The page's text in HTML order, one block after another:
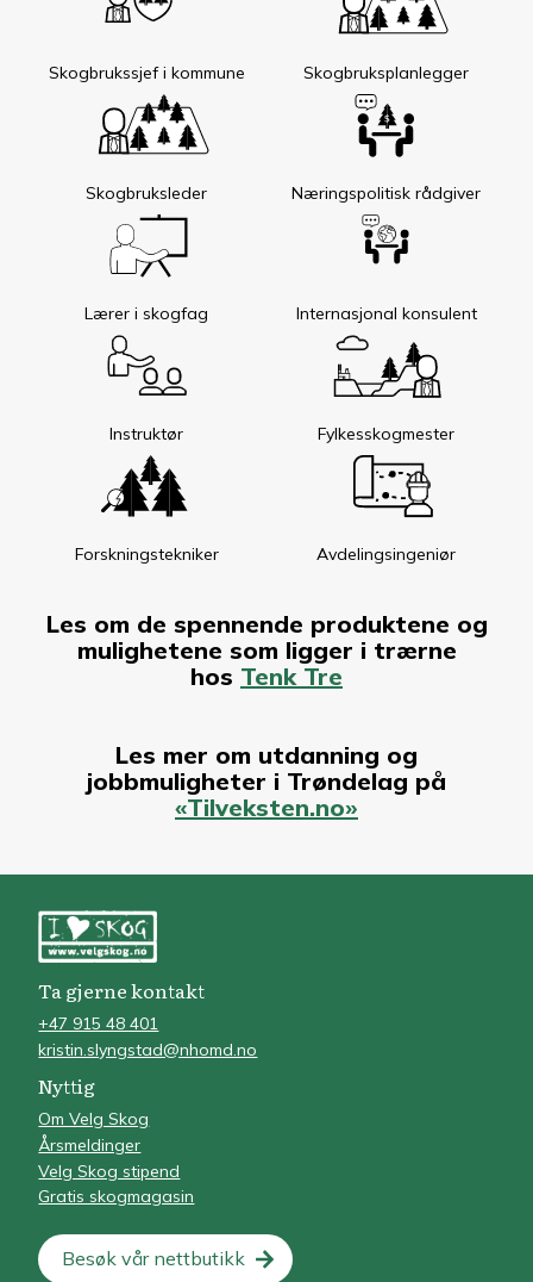
Skogbrukssjef i kommune Skogbruksplanlegger
Skogbruksleder Næringspolitisk rådgiver
Lærer i skogfag Internasjonal konsulent
Instruktør Fylkesskogmester
Forskningstekniker Avdelingsingeniør
Les om de spennende produktene og
mulighetene som ligger i trærne
hos Tenk Tre
Les mer om utdanning og
jobbmuligheter i Trøndelag på
«Tilveksten.no»
Ta gjerne kontakt
+47 915 48 401
kristin.slyngstad@nhomd.no
Nyttig
Om Velg Skog
Årsmeldinger
Velg Skog stipend
Gratis skogmagasin
Besøk vår nettbutikk